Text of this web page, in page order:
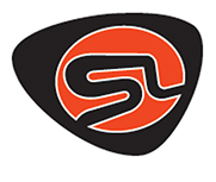
We use cookies to ensure
on our website. By
that cookies are used to
to offer you a better
you can disable cookies,